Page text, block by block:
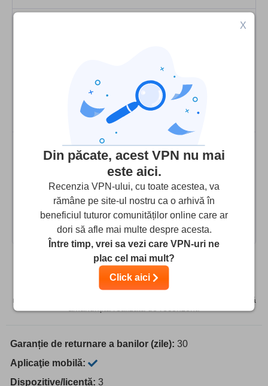
Scorul nostru 9.5
Accesează
Scorul nostru: 9.4
Accesează
Nota editorului: Transparența și integritatea sunt esențiale
pentru noi atunci când vă prezentăm cea mai bună selecție de
VPN-uri. Unele dintre produsele de top incluse în lista noastră,
precum Intego, Private Internet Access, CyberGhost și
ExpressVPN, sunt deținute de Kape Technologies, compania
noastră-mamă. VPN-urile recomandate se bazează pe o analiză
Garanție de returnare a banilor (zile): 30
Aplicaţie mobilă:
Dispozitive/licență: 3
X
Din păcate, acest VPN nu mai
este aici.
Recenzia VPN-ului, cu toate acestea, va
rămâne pe site-ul nostru ca o arhivă în
beneficiul tuturor comunităților online care ar
dori să afle mai multe despre acesta.
Între timp, vrei sa vezi care VPN-uri ne
plac cel mai mult?
Click aici